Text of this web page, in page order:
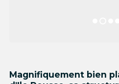
Magnifiquement bien